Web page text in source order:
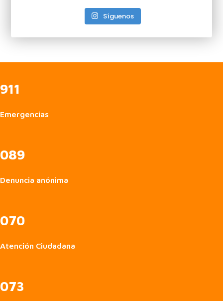
Síguenos
911
Emergencias
089
Denuncia anónima
070
Atención Ciudadana
073